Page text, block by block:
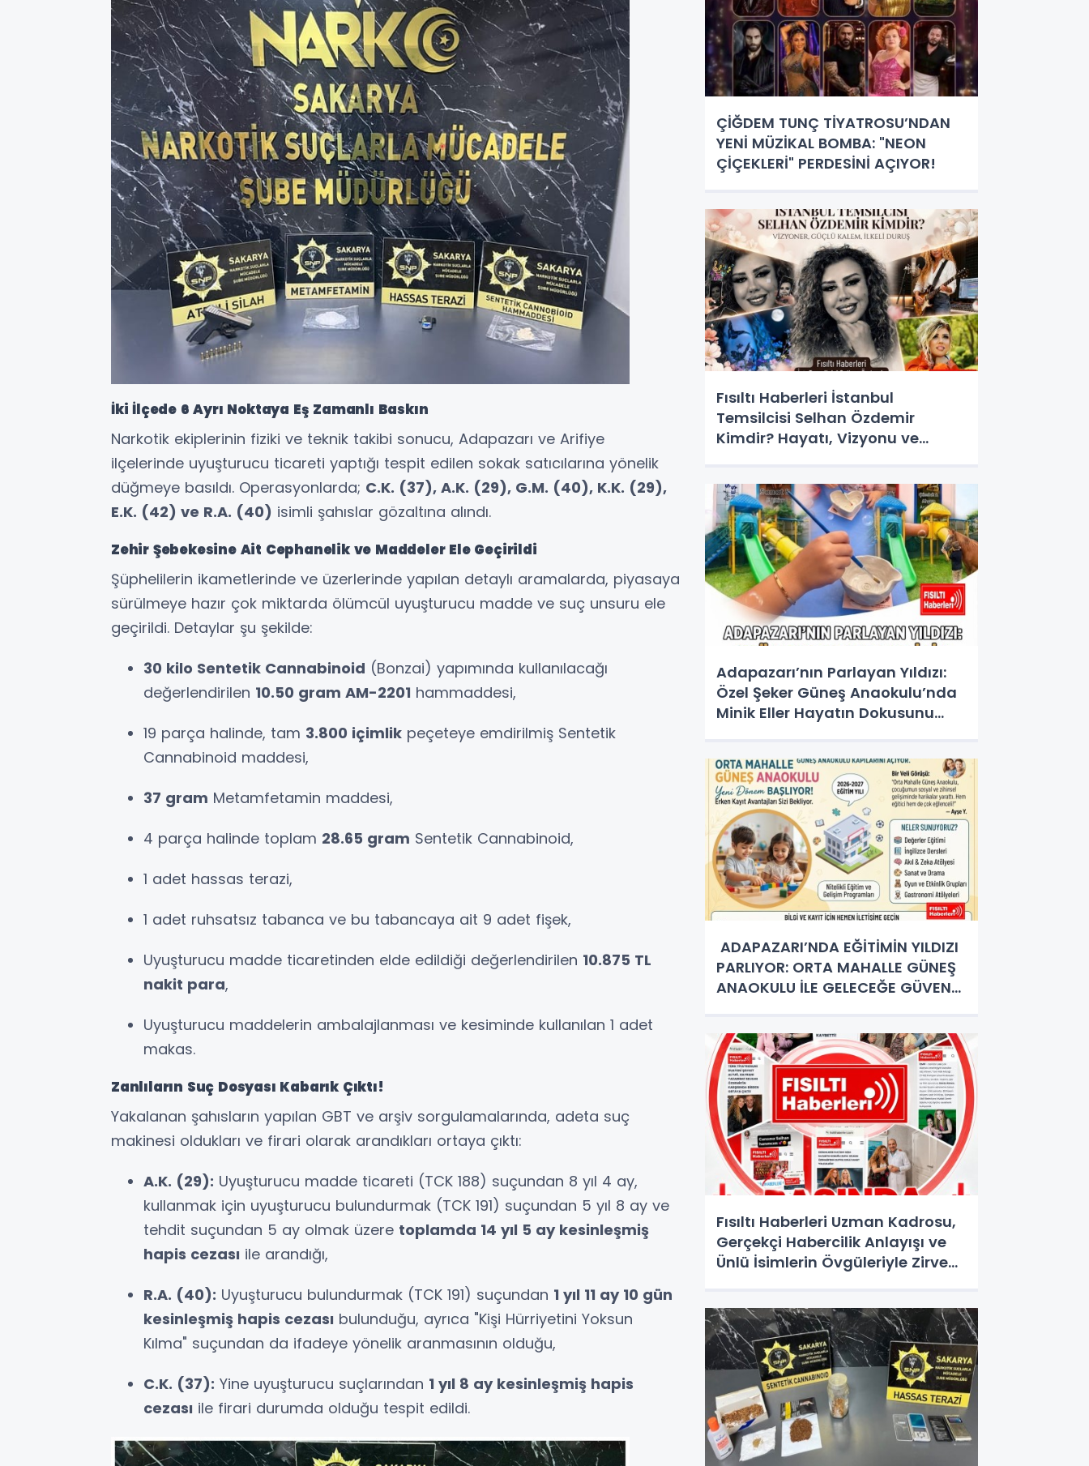
İki İlçede 6 Ayrı Noktaya Eş Zamanlı Baskın
Narkotik ekiplerinin fiziki ve teknik takibi sonucu, Adapazarı ve Arifiye
ilçelerinde uyuşturucu ticareti yaptığı tespit edilen sokak satıcılarına yönelik
düğmeye basıldı. Operasyonlarda; C.K. (37), A.K. (29), G.M. (40), K.K. (29),
E.K. (42) ve R.A. (40) isimli şahıslar gözaltına alındı.
Zehir Şebekesine Ait Cephanelik ve Maddeler Ele Geçirildi
Şüphelilerin ikametlerinde ve üzerlerinde yapılan detaylı aramalarda, piyasaya
sürülmeye hazır çok miktarda ölümcül uyuşturucu madde ve suç unsuru ele
geçirildi. Detaylar şu şekilde:
30 kilo Sentetik Cannabinoid (Bonzai) yapımında kullanılacağı
değerlendirilen 10.50 gram AM-2201 hammaddesi,
19 parça halinde, tam 3.800 içimlik peçeteye emdirilmiş Sentetik
Cannabinoid maddesi,
37 gram Metamfetamin maddesi,
4 parça halinde toplam 28.65 gram Sentetik Cannabinoid,
1 adet hassas terazi,
1 adet ruhsatsız tabanca ve bu tabancaya ait 9 adet fişek,
Uyuşturucu madde ticaretinden elde edildiği değerlendirilen 10.875 TL
nakit para,
Uyuşturucu maddelerin ambalajlanması ve kesiminde kullanılan 1 adet
makas.
Zanlıların Suç Dosyası Kabarık Çıktı!
Yakalanan şahısların yapılan GBT ve arşiv sorgulamalarında, adeta suç
makinesi oldukları ve firari olarak arandıkları ortaya çıktı:
A.K. (29): Uyuşturucu madde ticareti (TCK 188) suçundan 8 yıl 4 ay,
kullanmak için uyuşturucu bulundurmak (TCK 191) suçundan 5 yıl 8 ay ve
tehdit suçundan 5 ay olmak üzere toplamda 14 yıl 5 ay kesinleşmiş
hapis cezası ile arandığı,
R.A. (40): Uyuşturucu bulundurmak (TCK 191) suçundan 1 yıl 11 ay 10 gün
kesinleşmiş hapis cezası bulunduğu, ayrıca "Kişi Hürriyetini Yoksun
Kılma" suçundan da ifadeye yönelik aranmasının olduğu,
C.K. (37): Yine uyuşturucu suçlarından 1 yıl 8 ay kesinleşmiş hapis
cezası ile firari durumda olduğu tespit edildi.
ÇİĞDEM TUNÇ TİYATROSU’NDAN
YENİ MÜZİKAL BOMBA: "NEON
ÇİÇEKLERİ" PERDESİNİ AÇIYOR!
Fısıltı Haberleri İstanbul
Temsilcisi Selhan Özdemir
Kimdir? Hayatı, Vizyonu ve
Adapazarı’nın Parlayan Yıldızı:
Özel Şeker Güneş Anaokulu’nda
Minik Eller Hayatın Dokusunu
ADAPAZARI’NDA EĞİTİMİN YILDIZI
PARLIYOR: ORTA MAHALLE GÜNEŞ
ANAOKULU İLE GELECEĞE GÜVENLİ
Fısıltı Haberleri Uzman Kadrosu,
Gerçekçi Habercilik Anlayışı ve
Ünlü İsimlerin Övgüleriyle Zirveye